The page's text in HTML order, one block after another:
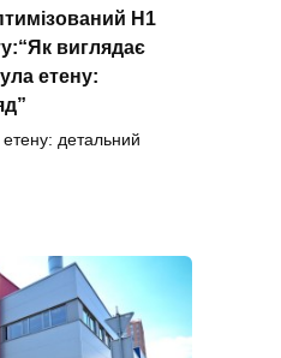
H1
виглядає
етену:
детальний